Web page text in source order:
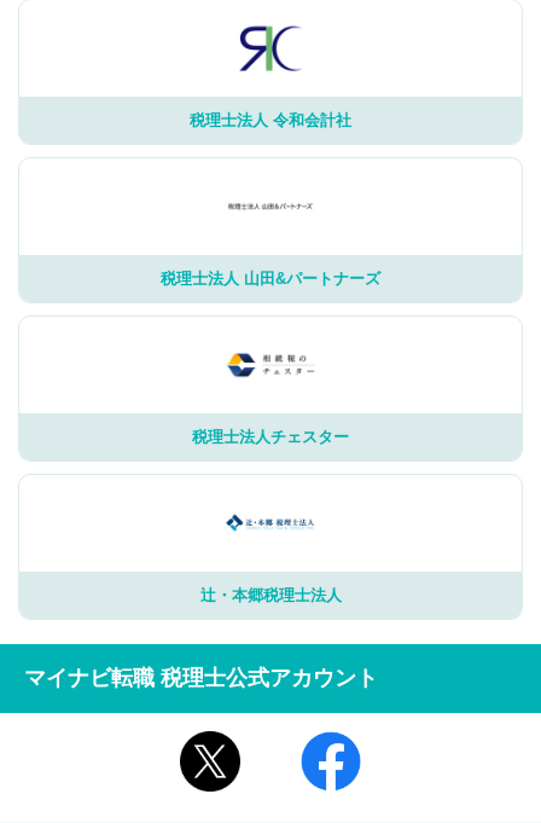
税理士法人 令和会計社
税理士法人 山田&パートナーズ
税理士法人チェスター
辻・本郷税理士法人
マイナビ転職 税理士公式アカウント